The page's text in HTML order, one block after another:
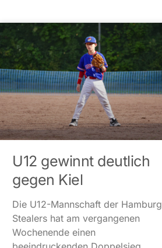
U12 gewinnt deutlich
gegen Kiel
Die U12-Mannschaft der Hamburg
Stealers hat am vergangenen
Wochenende einen